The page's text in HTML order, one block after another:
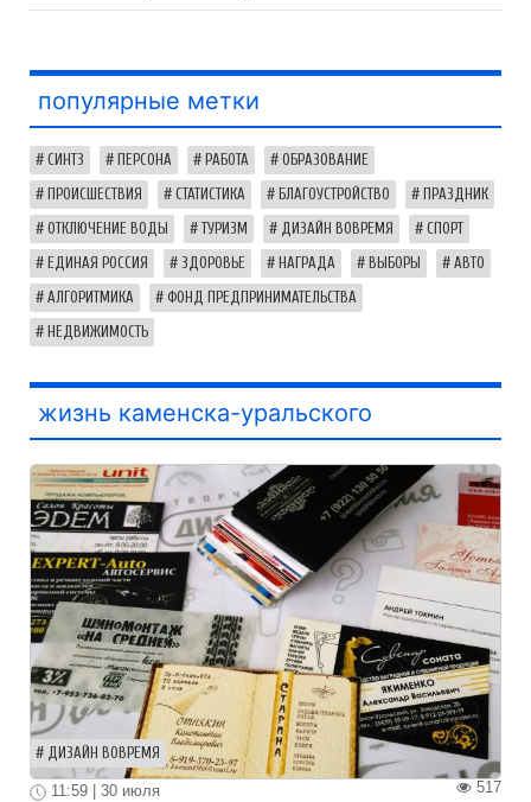
популярные метки
СИНТЗ ПЕРСОНА РАБОТА ОБРАЗОВАНИЕ
ПРОИСШЕСТВИЯ СТАТИСТИКА БЛАГОУСТРОЙСТВО ПРАЗДНИК
ОТКЛЮЧЕНИЕ ВОДЫ ТУРИЗМ ДИЗАЙН ВОВРЕМЯ СПОРТ
ЕДИНАЯ РОССИЯ ЗДОРОВЬЕ НАГРАДА ВЫБОРЫ АВТО
АЛГОРИТМИКА ФОНД ПРЕДПРИНИМАТЕЛЬСТВА
НЕДВИЖИМОСТЬ
жизнь каменска-уральского
ДИЗАЙН ВОВРЕМЯ
517
11:59 | 30 июля